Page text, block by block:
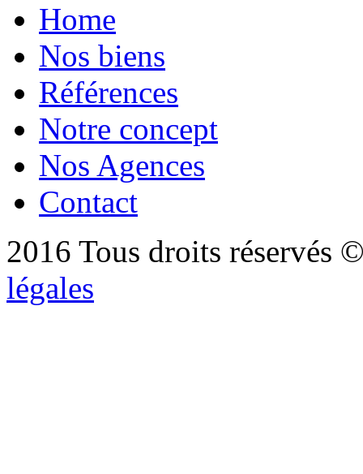
Home
Nos biens
Références
Notre concept
Nos Agences
Contact
2016 Tous droits réservés
légales